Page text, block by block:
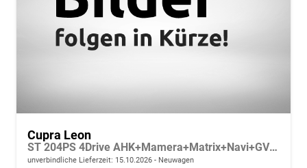
Cupra Leon
ST 204PS 4Drive AHK+Mamera+Matrix+Navi+GV4+Kessy+Parklenk+Alarm
unverbindliche Lieferzeit: 15.10.2026 Neuwagen